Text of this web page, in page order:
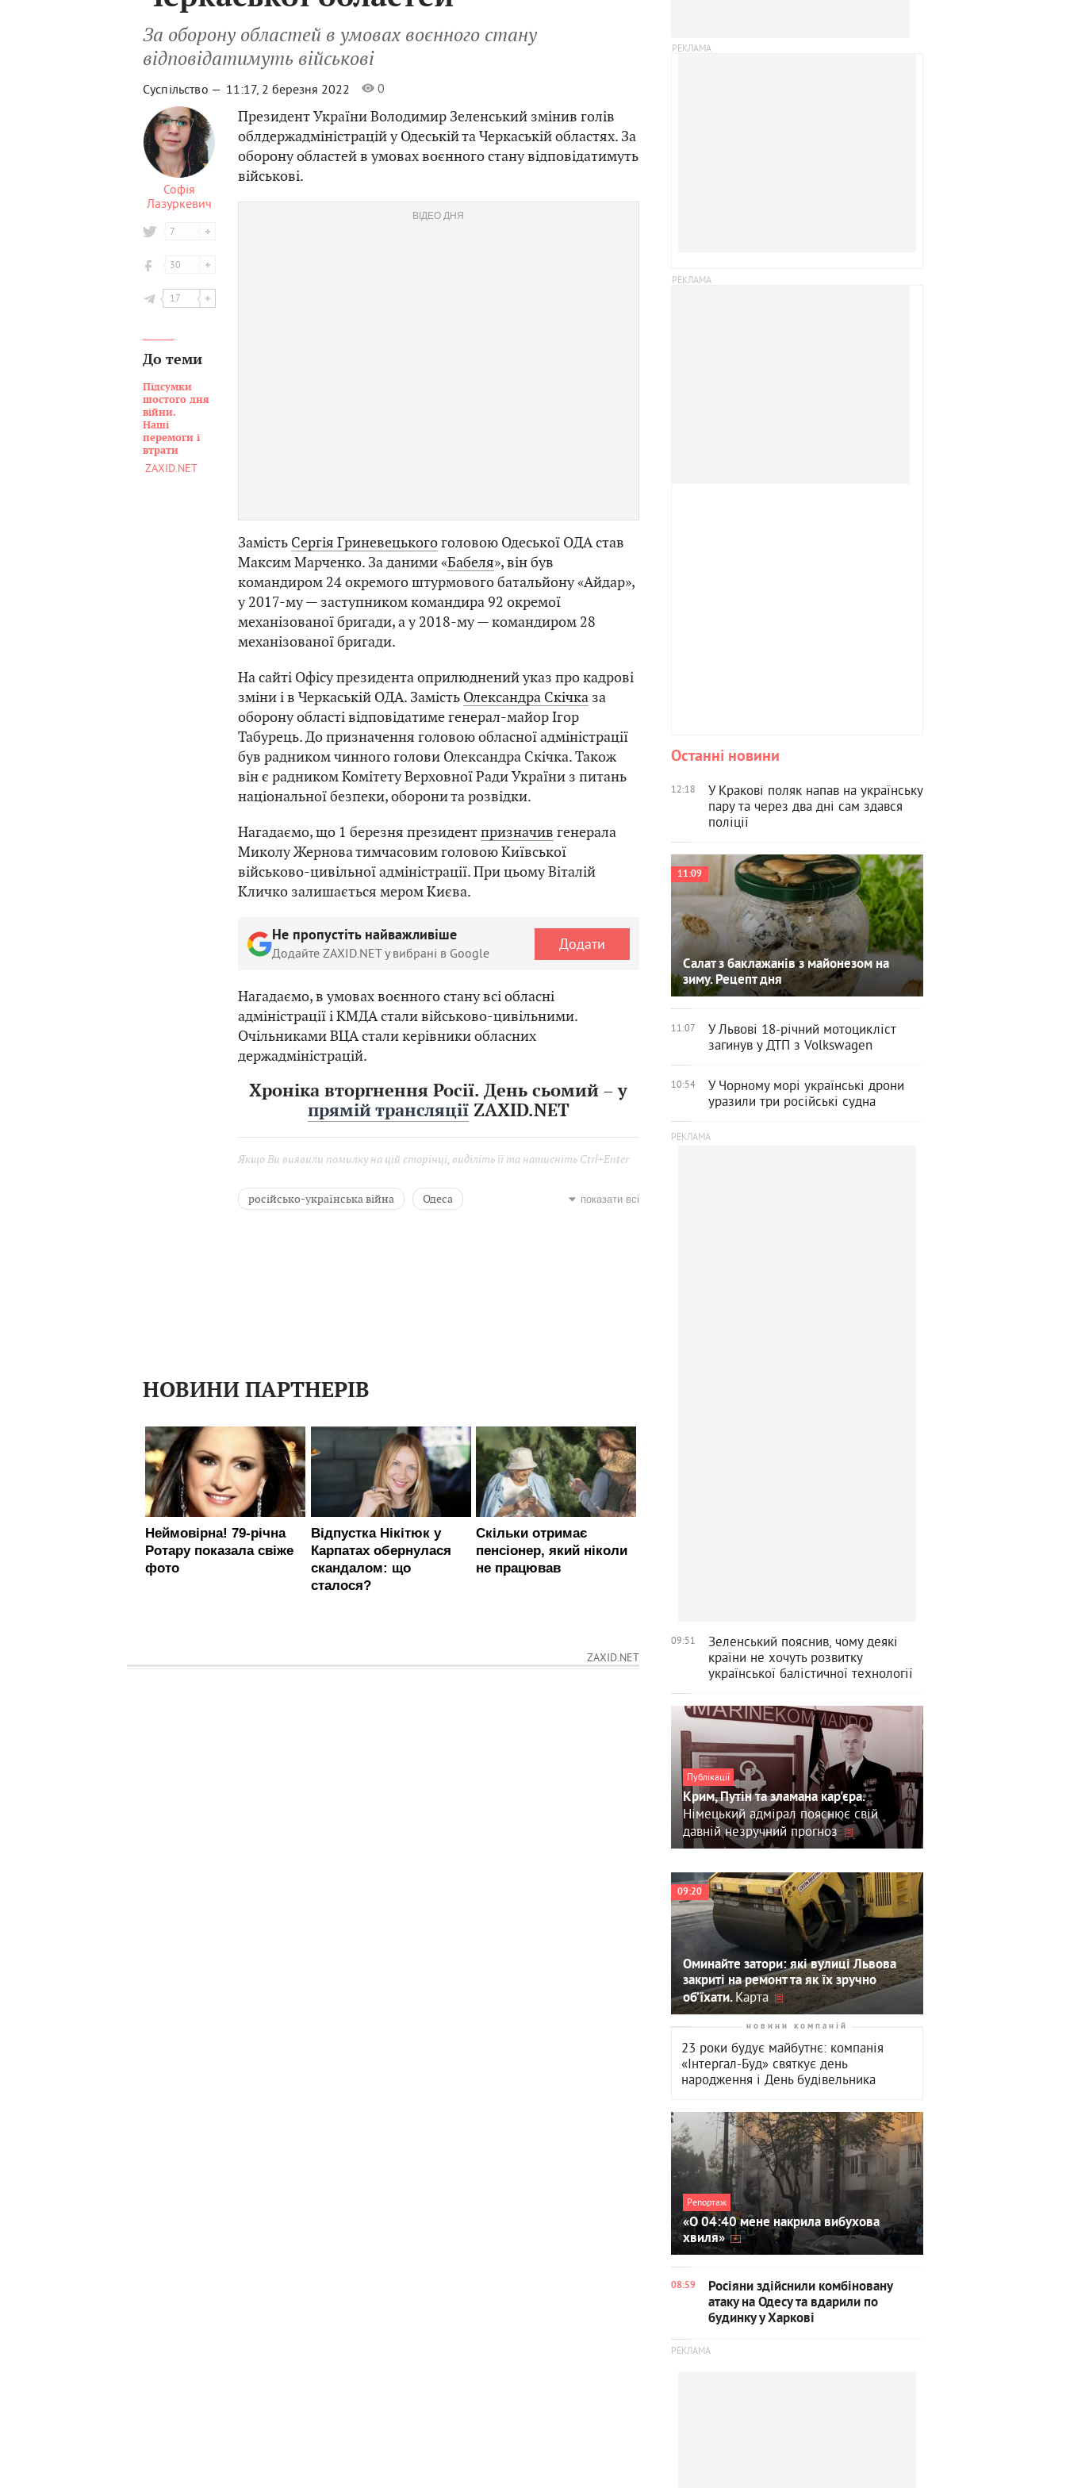
За оборону областей в умовах воєнного стану
відповідатимуть військові
Суспільство — 11:17, 2 березня 2022 0
Софія
Лазуркевич
7
30
17
До теми
Підсумки
шостого дня
війни.
Наші
перемоги і
втрати
ZAXID.NET
Президент України Володимир Зеленський змінив голів
облдержадміністрацій у Одеській та Черкаській областях. За
оборону областей в умовах воєнного стану відповідатимуть
військові.
ВІДЕО ДНЯ
Замість Сергія Гриневецькогоголовою Одеської ОДА став
Максим Марченко. За даними «Бабеля», він був
командиром 24 окремого штурмового батальйону «Айдар»,
у 2017-му — заступником командира 92 окремої
механізованої бригади, а у 2018-му — командиром 28
механізованої бригади.
На сайті Офісу президента оприлюднений указ про кадрові
зміни і в Черкаській ОДА. Замість Олександра Скічка за
оборону області відповідатиме генерал-майор Ігор
Табурець. До призначення головою обласної адміністрації
був радником чинного голови Олександра Скічка. Також
він є радником Комітету Верховної Ради України з питань
національної безпеки, оборони та розвідки.
Нагадаємо, що 1 березня президентпризначив генерала
Миколу Жернова тимчасовим головою Київської
військово-цивільної адміністрації. При цьому Віталій
Кличко залишається мером Києва.
Не пропустіть найважливіше
Додайте ZAXID.NET у вибрані в Google Додати
Нагадаємо, в умовах воєнного стану всі обласні
адміністрації і КМДА стали військово-цивільними.
Очільниками ВЦА стали керівники обласних
держадміністрацій.
Хроніка вторгнення Росії. День сьомий – у
прямій трансляціїZAXID.NET
Якщо Ви виявили помилку на цій сторінці, виділіть її та натисніть Ctrl+Enter
російсько-українська війна Одеса показати всі
НОВИНИ ПАРТНЕРІВ
ZAXID.NET
Останні новини
12:18
У Кракові поляк напав на українську
пару та через два дні сам здався
поліції
11:09
Салат з баклажанів з майонезом на
зиму. Рецепт дня
11:07
У Львові 18-річний мотоцикліст
загинув у ДТП з Volkswagen
10:54
У Чорному морі українські дрони
уразили три російські судна
09:51
Зеленський пояснив, чому деякі
країни не хочуть розвитку
української балістичної технології
Публікації
Крим, Путін та зламана кар'єра.
Німецький адмірал пояснює свій
давній незручний прогноз
09:20
Оминайте затори: які вулиці Львова
закриті на ремонт та як їх зручно
об’їхати. Карта
новини компаній
23 роки будує майбутнє: компанія
«Інтергал-Буд» святкує день
народження і День будівельника
Репортаж
«О 04:40 мене накрила вибухова
хвиля»
08:59
Росіяни здійснили комбіновану
атаку на Одесу та вдарили по
будинку у Харкові